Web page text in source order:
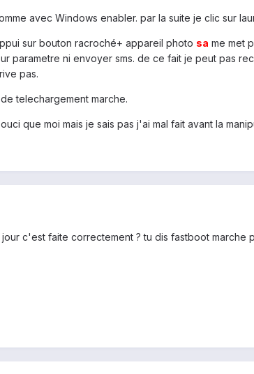
avec Windows enabler. par la suite je clic sur
sur bouton racroché+ appareil photo sa me met
parametre ni envoyer sms. de ce fait je peut pas
pas.
telechargement marche.
que moi mais je sais pas j'ai mal fait avant la
c'est faite correctement ? tu dis fastboot marche